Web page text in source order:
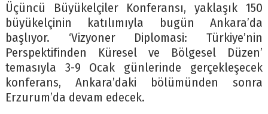
Üçüncü Büyükelçiler Konferansı, yaklaşık 150
büyükelçinin katılımıyla bugün Ankara’da
başlıyor. ‘Vizyoner Diplomasi: Türkiye’nin
Perspektifinden Küresel ve Bölgesel Düzen’
temasıyla 3-9 Ocak günlerinde gerçekleşecek
konferans, Ankara’daki bölümünden sonra
Erzurum’da devam edecek.